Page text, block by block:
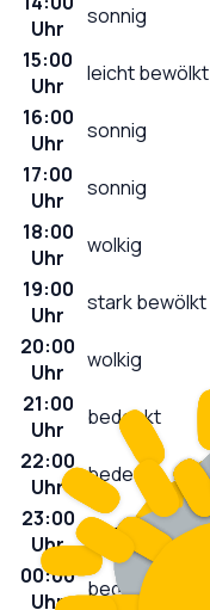
Uhr
sonnig
15:00
Uhr
leicht bewölkt
16:00
Uhr
sonnig
17:00
Uhr
sonnig
18:00
Uhr
wolkig
19:00
Uhr
stark bewölkt
20:00
Uhr
wolkig
21:00
Uhr
bedeckt
22:00
Uhr
bedeckt
23:00
Uhr
bedeckt
00:00
Uhr
bedeckt